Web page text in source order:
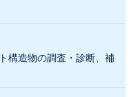
構造物の調査・診断、補